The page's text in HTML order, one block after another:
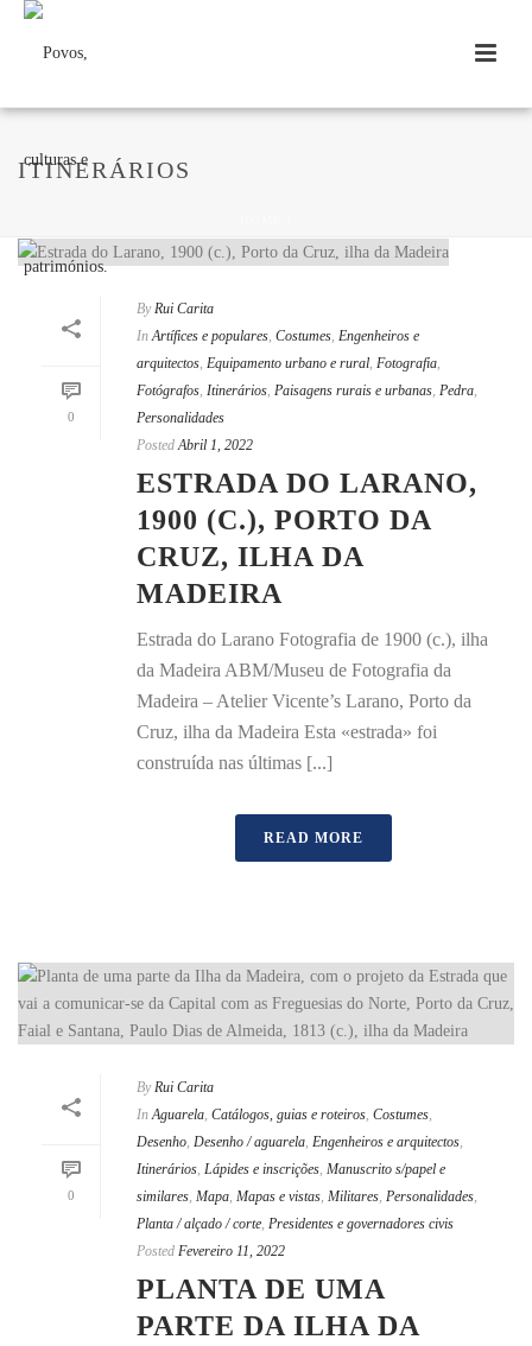
ITINERÁRIOS
0
By Rui Carita
In Artífices e populares, Costumes, Engenheiros e
arquitectos, Equipamento urbano e rural, Fotografia,
Fotógrafos, Itinerários, Paisagens rurais e urbanas, Pedra,
Personalidades
Posted Abril 1, 2022
ESTRADA DO LARANO,
1900 (C.), PORTO DA
CRUZ, ILHA DA
MADEIRA
Estrada do Larano Fotografia de 1900 (c.), ilha
da Madeira ABM/Museu de Fotografia da
Madeira – Atelier Vicente’s Larano, Porto da
Cruz, ilha da Madeira Esta «estrada» foi
construída nas últimas [...]
READ MORE
0
By Rui Carita
In Aguarela, Catálogos, guias e roteiros, Costumes,
Desenho, Desenho / aguarela, Engenheiros e arquitectos,
Itinerários, Lápides e inscrições, Manuscrito s/papel e
similares, Mapa, Mapas e vistas, Militares, Personalidades,
Planta / alçado / corte, Presidentes e governadores civis
Posted Fevereiro 11, 2022
PLANTA DE UMA
PARTE DA ILHA DA